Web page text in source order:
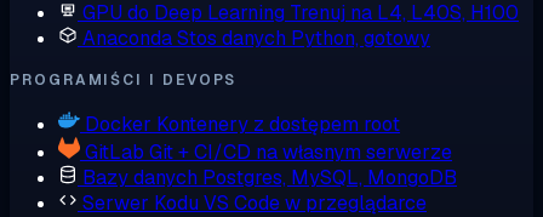
GPU do Deep Learning Trenuj na L4, L40S, H100
AnacondaStos danych Python, gotowy
PROGRAMIŚCI I DEVOPS
Docker Kontenery z dostępem root
GitLab Git + CI/CD na własnym serwerze
Bazy danych Postgres, MySQL, MongoDB
Serwer Kodu VS Code w przeglądarce